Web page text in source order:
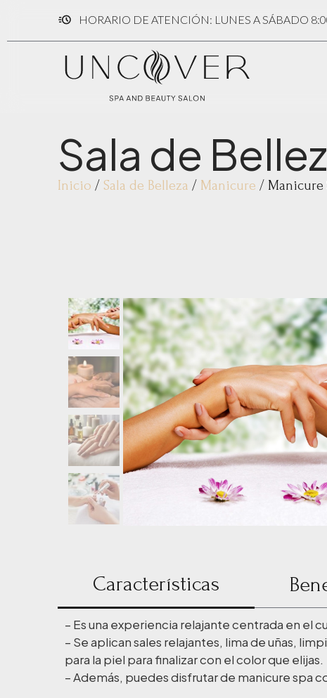
HORARIO DE ATENCIÓN: LUNES A SÁBADO
Sala de
Inicio / Sala de Belleza / Manicure / Manicure
Características
– Es una experiencia relajante centrada en el
– Se aplican sales relajantes, lima de uñas,
para la piel para finalizar con el color que elijas.
– Además, puedes disfrutar de manicure spa